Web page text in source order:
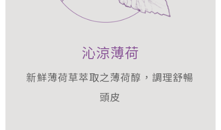
沁涼薄荷
新鮮薄荷草萃取之薄荷醇，調理舒暢
頭皮